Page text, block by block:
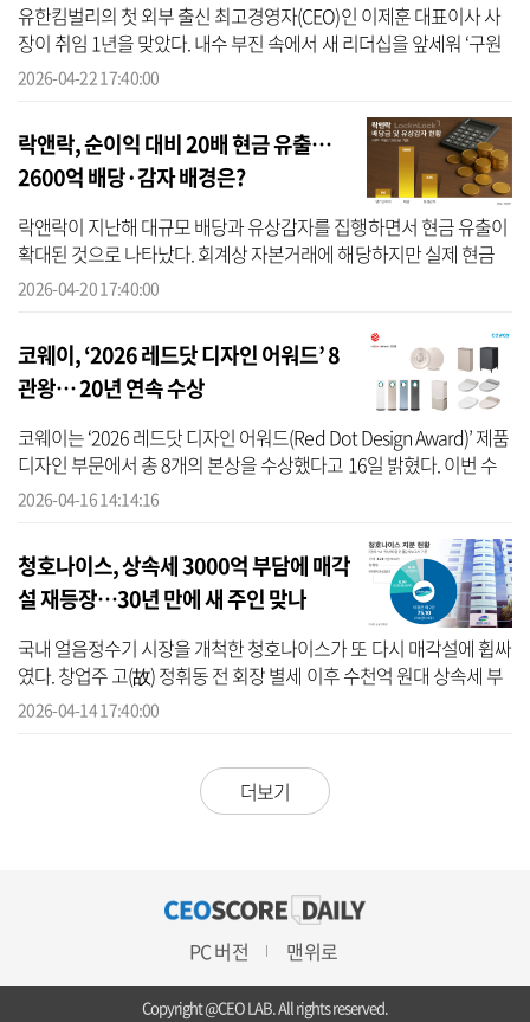
유한킴벌리의 첫 외부 출신 최고경영자(CEO)인 이제훈 대표이사 사
장이 취임 1년을 맞았다. 내수 부진 속에서 새 리더십을 앞세워 ‘구원
투수’로 등판했지만, 취임 후 첫 성적표에서 수익성이 악화되며 체질
2026-04-22 17:40:00
락앤락, 순이익 대비 20배 현금 유출…
2600억 배당·감자 배경은?
락앤락이 지난해 대규모 배당과 유상감자를 집행하면서 현금 유출이
확대된 것으로 나타났다. 회계상 자본거래에 해당하지만 실제 현금
유출 규모가 크다는 점에서 통상적인 주주환원 범위를 넘어선 것 아
2026-04-20 17:40:00
코웨이, ‘2026 레드닷 디자인 어워드’ 8
관왕… 20년 연속 수상
코웨이는 ‘2026 레드닷 디자인 어워드(Red Dot Design Award)’ 제품
디자인 부문에서 총 8개의 본상을 수상했다고 16일 밝혔다. 이번 수
상작 모두 지난 3월 iF 디자인 어워드에서도 본상을 수상한 제품으로,
2026-04-16 14:14:16
청호나이스, 상속세 3000억 부담에 매각
설 재등장…30년 만에 새 주인 맞나
국내 얼음정수기 시장을 개척한 청호나이스가 또 다시 매각설에 휩싸
였다. 창업주 고(故) 정휘동 전 회장 별세 이후 수천억 원대 상속세 부
담이 매각 추진의 배경으로 지목된다. 다만 노조의 반발이 거센데다,
2026-04-14 17:40:00
더보기
PC 버전 맨위로
Copyright @CEO LAB. All rights reserved.